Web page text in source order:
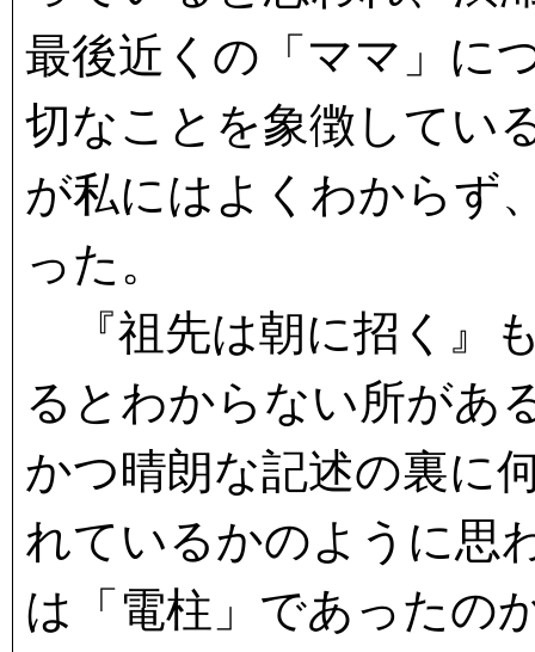
最後近くの「ママ」に
切なことを象徴してい
が私にはよくわからず
った。
『祖先は朝に招く』
るとわからない所があ
かつ晴朗な記述の裏に
れているかのように思
は「電柱」であったの